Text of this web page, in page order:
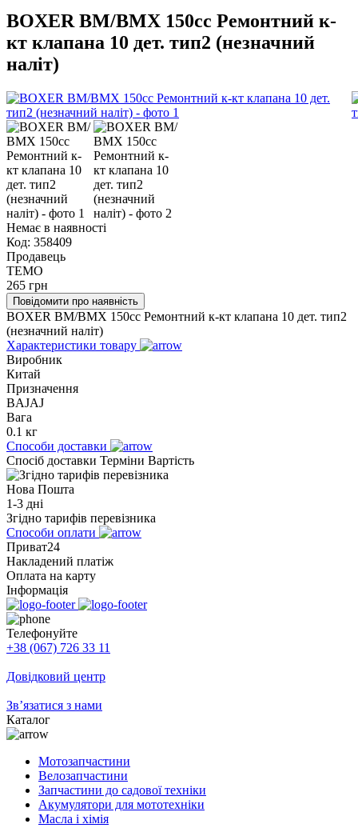
BOXER BM/ВМX 150cc Ремонтний к-
кт клапана 10 дет. тип2 (незначний
наліт)
Немає в наявності
Код: 358409
Продавець
TEMO
265 грн
Повідомити про наявність
BOXER BM/ВМX 150cc Ремонтний к-кт клапана 10 дет. тип2
(незначний наліт)
Характеристики товару
Виробник
Китай
Призначення
BAJAJ
Вага
0.1 кг
Способи доставки
Спосіб доставки Терміни Вартість
Нова Пошта
1-3 дні
Згідно тарифів перевізника
Способи оплати
Приват24
Накладений платіж
Оплата на карту
Інформація
Телефонуйте
+38 (067) 726 33 11
Довідковий центр
Зв’язатися з нами
Каталог
Мотозапчастини
Велозапчастини
Запчастини до садової техніки
Акумулятори для мототехніки
Масла і хімія